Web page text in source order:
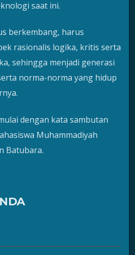
saat ini.
berkembang, harus
rasionalis logika, kritis serta
sehingga menjadi generasi
norma-norma yang hidup
dengan kata sambutan
Muhammadiyah
Batubara.